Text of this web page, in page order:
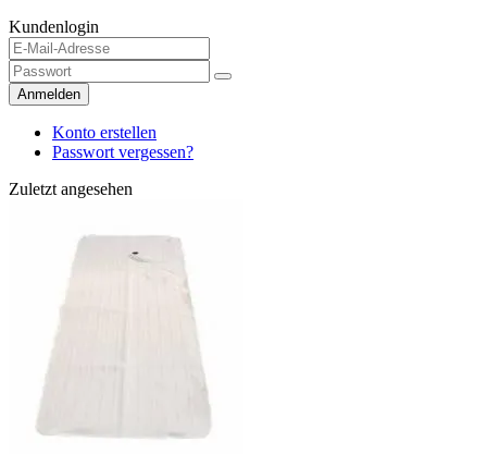
Kundenlogin
Anmelden
Konto erstellen
Passwort vergessen?
Zuletzt angesehen